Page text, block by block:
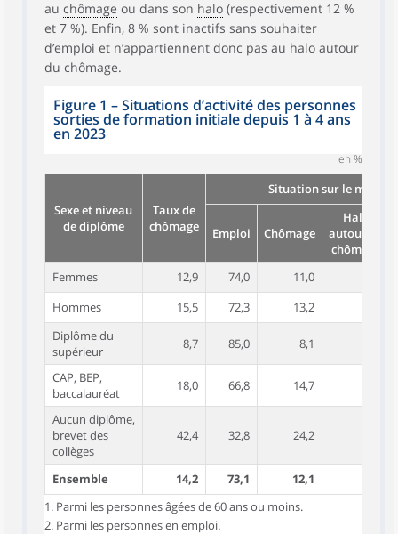
au chômage ou dans son halo (respectivement 12 %
et 7 %). Enfin, 8 % sont inactifs sans souhaiter
d’emploi et n’appartiennent donc pas au halo autour
du chômage.
Figure 1 – Situations d’activité des personnes
sorties de formation initiale depuis 1 à 4 ans
en 2023
en %
Sexe et niveau
de diplôme
Taux de
chômage
Situation sur le
Emploi Chômage
Halo
autour du
chômage
Femmes 12,9 74,0 11,0
Hommes
15,5 72,3 13,2
Diplôme du
supérieur
8,7 85,0 8,1
CAP, BEP,
baccalauréat
18,0 66,8 14,7
Aucun diplôme,
brevet des
collèges
42,4 32,8 24,2
Ensemble 14,2 73,1 12,1
1. Parmi les personnes âgées de 60 ans ou moins.
2. Parmi les personnes en emploi.